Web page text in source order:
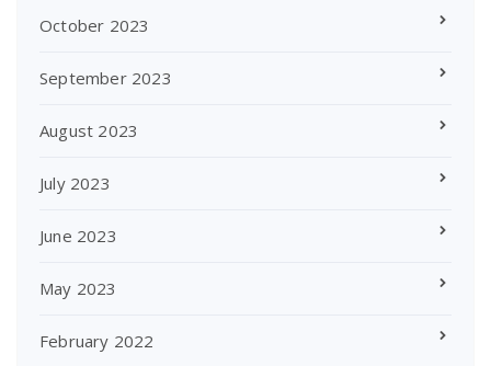
October 2023
September 2023
August 2023
July 2023
June 2023
May 2023
February 2022